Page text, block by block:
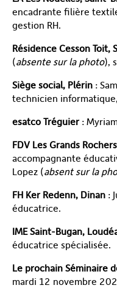
encadrante filière
gestion RH.
Résidence Cesson Toit,
(absente sur la photo),
Siège social, Plérin :
technicien
esatco Tréguier:
FDV Les Grands
accompagnante
Lopez (absent sur la
FH Ker Redenn, Dinan :
éducatrice.
IME Saint-Bugan,
éducatrice spécialisée.
Le prochain Séminaire
mardi 12 novembre